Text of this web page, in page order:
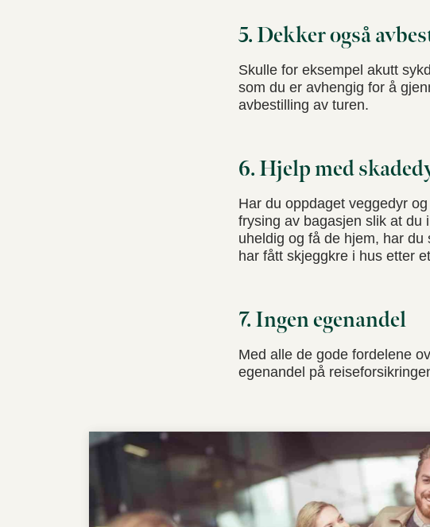
5. Dekker også
Skulle for eksempel akutt
som du er avhengig for å
avbestilling av turen.
6. Hjelp med
Har du oppdaget veggedyr
frysing av bagasjen slik at
uheldig og få de hjem, har
har fått skjeggkre i hus etter
7. Ingen egenandel
Med alle de gode fordelene
egenandel på